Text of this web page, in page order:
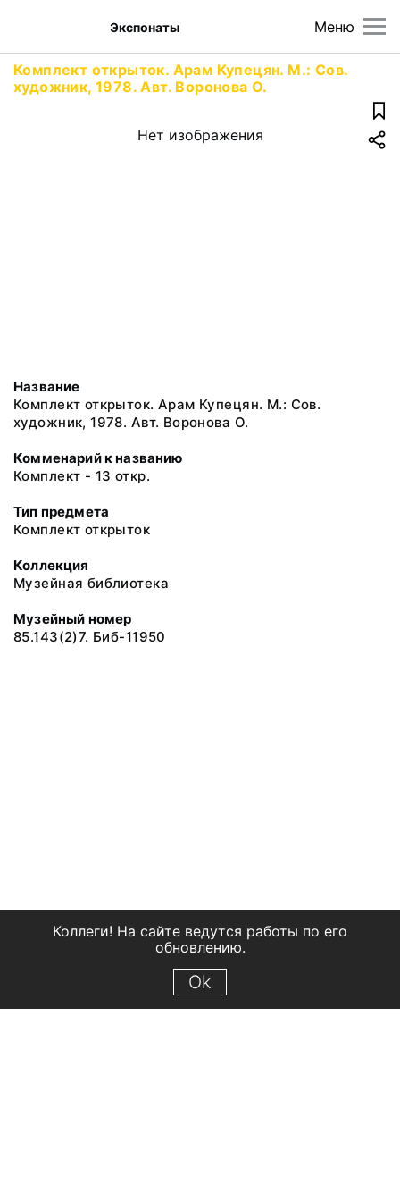
Меню
Экспонаты
Комплект открыток. Арам Купецян. М.: Сов.
художник, 1978. Авт. Воронова О.
Нет изображения
Название
Комплект открыток. Арам Купецян. М.: Сов.
художник, 1978. Авт. Воронова О.
Комменарий к названию
Комплект - 13 откр.
Тип предмета
Комплект открыток
Коллекция
Музейная библиотека
Музейный номер
85.143(2)7. Биб-11950
Коллеги! На сайте ведутся работы по его
обновлению.
Ok